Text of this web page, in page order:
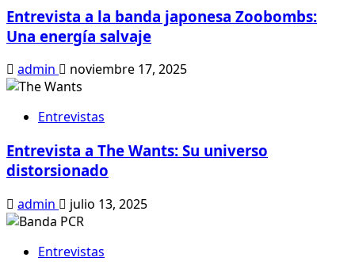
Entrevista a la banda japonesa Zoobombs:
Una energía salvaje
admin noviembre 17, 2025
Entrevistas
Entrevista a The Wants: Su universo
distorsionado
admin julio 13, 2025
Entrevistas